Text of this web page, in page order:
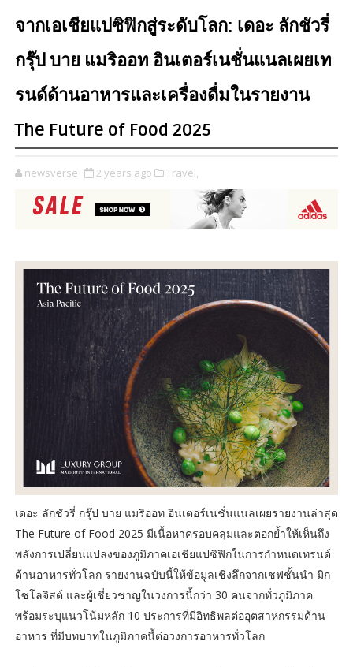
จากเอเชียแปซิฟิกสู่ระดับโลก: เดอะ ลักชัวรี่
กรุ๊ป บาย แมริออท อินเตอร์เนชั่นแนลเผยเท
รนด์ด้านอาหารและเครื่องดื่มในรายงาน
The Future of Food 2025
newsverse 2 years ago Travel,
เดอะ ลักชัวรี่ กรุ๊ป บาย แมริออท อินเตอร์เนชั่นแนลเผยรายงานล่าสุด
The Future of Food 2025 มีเนื้อหาครอบคลุมและตอกย้ำให้เห็นถึง
พลังการเปลี่ยนแปลงของภูมิภาคเอเชียแปซิฟิกในการกำหนดเทรนด์
ด้านอาหารทั่วโลก รายงานฉบับนี้ให้ข้อมูลเชิงลึกจากเชฟชั้นนำ มิก
โซโลจิสต์ และผู้เชี่ยวชาญในวงการนี้กว่า 30 คนจากทั่วภูมิภาค
พร้อมระบุแนวโน้มหลัก 10 ประการที่มีอิทธิพลต่ออุตสาหกรรมด้าน
อาหาร ที่มีบทบาทในภูมิภาคนี้ต่อวงการอาหารทั่วโลก